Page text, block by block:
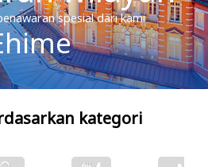
spesial dari kami
kategori